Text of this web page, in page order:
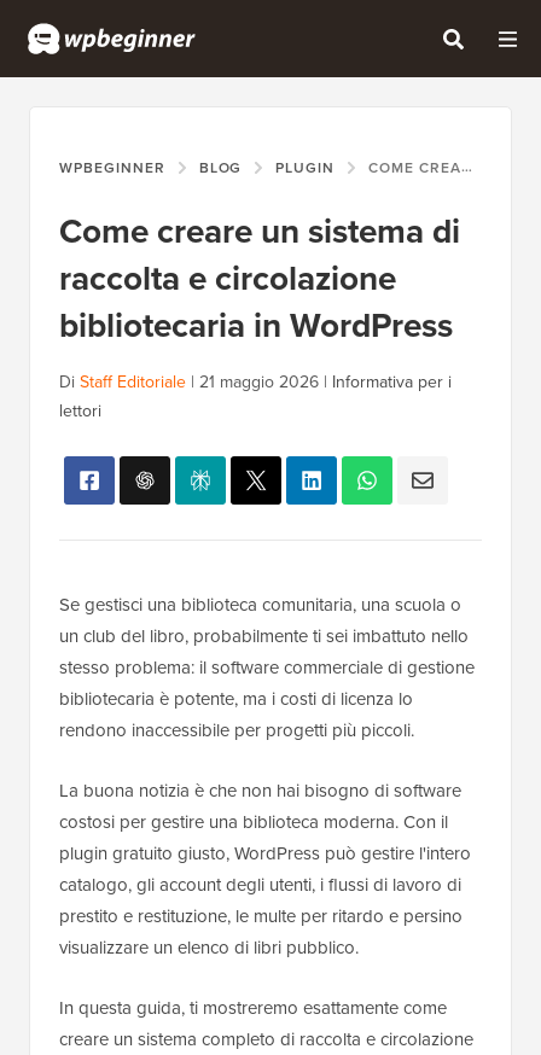
WPBEGINNER BLOG PLUGIN COME CREARE UN SISTEMA DI RACCOLTA E CIRCOLAZIONE BIBLIOTECARIA IN WORDPRESS
Come creare un sistema di
raccolta e circolazione
bibliotecaria in WordPress
DiStaff Editoriale | 21 maggio 2026 | Informativa per i
lettori
Se gestisci una biblioteca comunitaria, una scuola o
un club del libro, probabilmente ti sei imbattuto nello
stesso problema: il software commerciale di gestione
bibliotecaria è potente, ma i costi di licenza lo
rendono inaccessibile per progetti più piccoli.
La buona notizia è che non hai bisogno di software
costosi per gestire una biblioteca moderna. Con il
plugin gratuito giusto, WordPress può gestire l'intero
catalogo, gli account degli utenti, i flussi di lavoro di
prestito e restituzione, le multe per ritardo e persino
visualizzare un elenco di libri pubblico.
In questa guida, ti mostreremo esattamente come
creare un sistema completo di raccolta e circolazione